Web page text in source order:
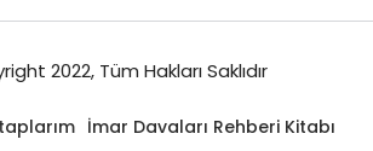
2022, Tüm Hakları Saklıdır
İmar Davaları Rehberi Kitabı